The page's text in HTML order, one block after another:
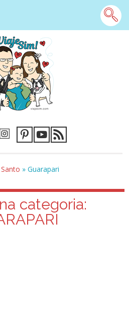
»Guarapari
categoria: